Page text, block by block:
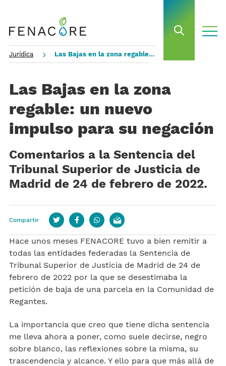
open
Jurídica Las Bajas en la zona regable: un nuevo impulso para su negación
Las Bajas en la zona
regable: un nuevo
impulso para su negación
Comentarios a la Sentencia del
Tribunal Superior de Justicia de
Madrid de 24 de febrero de 2022.
Compartir TwitterFacebookwhatsapp
email
Hace unos meses FENACORE tuvo a bien remitir a
todas las entidades federadas la Sentencia de
Tribunal Superior de Justicia de Madrid de 24 de
febrero de 2022 por la que se desestimaba la
petición de baja de una parcela en la Comunidad de
Regantes.
La importancia que creo que tiene dicha sentencia
me lleva ahora a poner, como suele decirse, negro
sobre blanco, las reflexiones sobre la misma, su
trascendencia y alcance. Y ello para que más allá de